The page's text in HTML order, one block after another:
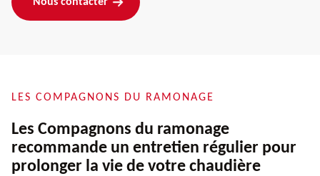
LES COMPAGNONS DU RAMONAGE
Les Compagnons du ramonage
recommande un entretien régulier pour
prolonger la vie de votre chaudière